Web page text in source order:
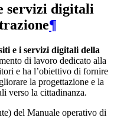
servizi digitali
¶
e i servizi digitali della
di lavoro dedicato alla
e ha l’obiettivo di fornire
la progettazione e la
verso la cittadinanza.
del Manuale operativo di